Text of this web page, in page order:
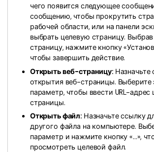
чего появится следующее
сообщению, чтобы прокрутить
рабочей области, или на панели
выбрать целевую страницу.
страницу, нажмите кнопку
чтобы завершить действие.
Открыть веб-страницу: Назначьте
открытия веб-страницы. Выберите
параметр, чтобы ввести URL-адрес
страницы.
Открыть файл: Назначьте ссылку
другого файла на компьютере.
параметр и нажмите кнопку «...»,
просмотреть целевой файл.